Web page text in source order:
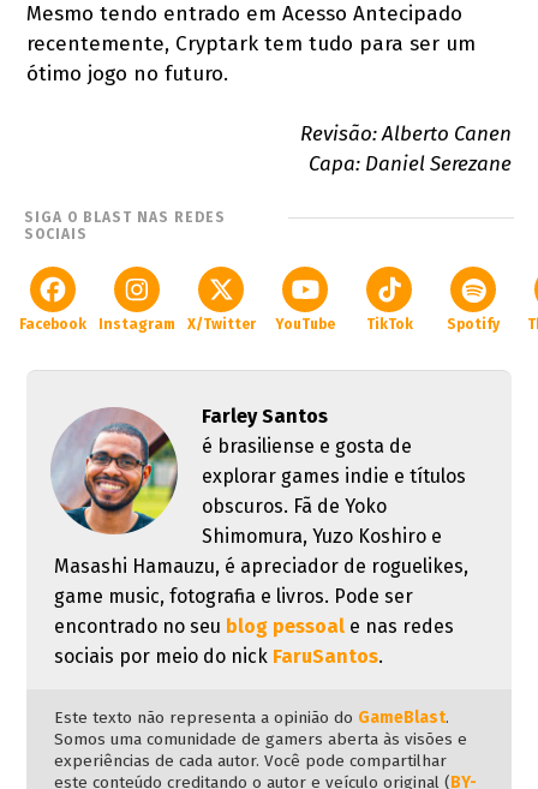
Mesmo tendo entrado em Acesso Antecipado
recentemente, Cryptark tem tudo para ser um
ótimo jogo no futuro.
Revisão: Alberto Canen
Capa: Daniel Serezane
SIGA O BLAST NAS REDES
SOCIAIS
Facebook Instagram X/Twitter YouTube TikTok Spotify
Farley Santos
é brasiliense e gosta de
explorar games indie e títulos
obscuros. Fã de Yoko
Shimomura, Yuzo Koshiro e
Masashi Hamauzu, é apreciador de roguelikes,
game music, fotografia e livros. Pode ser
encontrado no seu blog pessoale nas redes
sociais por meio do nick FaruSantos.
Este texto não representa a opinião do GameBlast.
Somos uma comunidade de gamers aberta às visões e
experiências de cada autor. Você pode compartilhar
este conteúdo creditando o autor e veículo original (BY-